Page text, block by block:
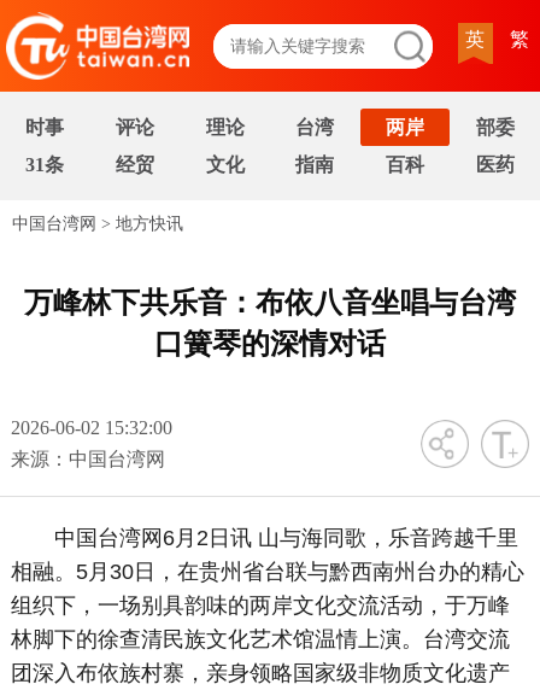
英 繁
时事 评论 理论 台湾 两岸
部委
31条
经贸 文化 指南 百科 医药
中国台湾网 > 地方快讯
万峰林下共乐音：布依八音坐唱与台湾
口簧琴的深情对话
2026-06-02 15:32:00
来源：中国台湾网
字号
中国台湾网6月2日讯 山与海同歌，乐音跨越千里
相融。5月30日，在贵州省台联与黔西南州台办的精心
组织下，一场别具韵味的两岸文化交流活动，于万峰
林脚下的徐查清民族文化艺术馆温情上演。台湾交流
团深入布依族村寨，亲身领略国家级非物质文化遗产